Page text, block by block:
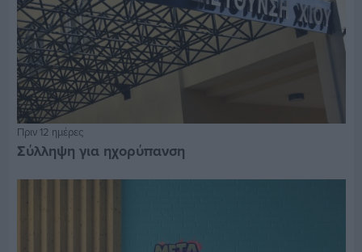
Πριν 12 ημέρες
Σύλληψη για ηχορύπανση